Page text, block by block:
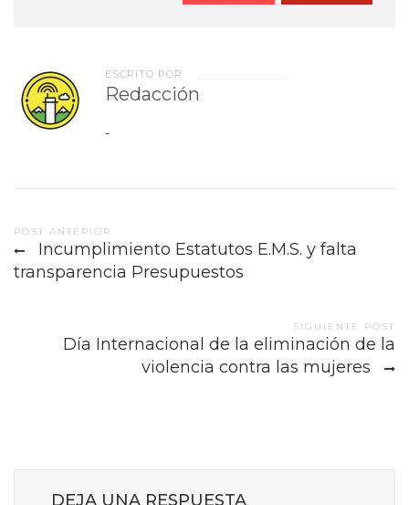
ESCRITO POR
Redacción
-
Post
navigation
POST ANTERIOR
Incumplimiento Estatutos E.M.S. y falta
transparencia Presupuestos
SIGUIENTE POST
Día Internacional de la eliminación de la
violencia contra las mujeres
DEJA UNA RESPUESTA